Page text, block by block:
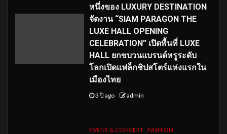
หนึ่งของ LUXURY DESTINATION
จัดงาน “SIAM PARAGON THE
LUXE HALL OPENING
CELEBRATION” เปิดพื้นที่ LUXE
HALL ยกขบวนแบรนด์หรูระดับ
โลกเปิดแฟล็กชิปสโตร์แห่งแรกใน
เมืองไทย
3 ปี ago admin
EVENT & CONCERT FASHION